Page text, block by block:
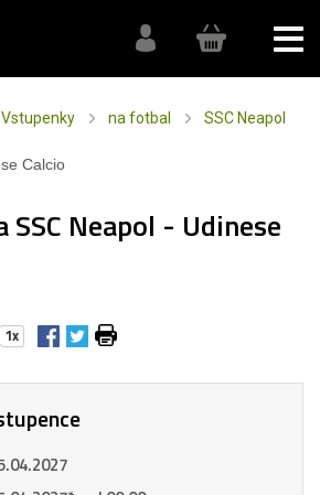
Vstupenky na fotbal SSC Neapol
Calcio
Neapol - Udinese
1x